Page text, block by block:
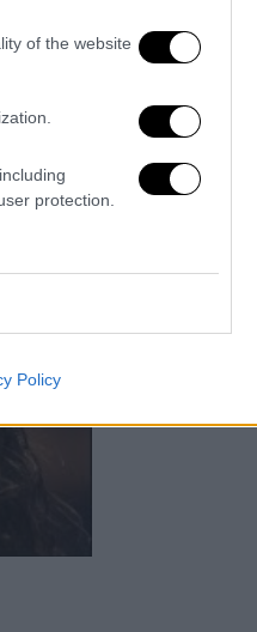
of the website
protection.
Policy